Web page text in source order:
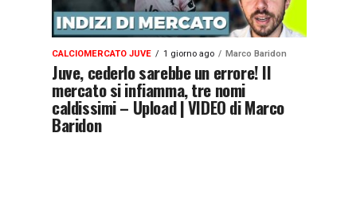
CALCIOMERCATO JUVE 1 giorno ago Marco Baridon
Juve, cederlo sarebbe un errore! Il
mercato si infiamma, tre nomi
caldissimi – Upload | VIDEO di Marco
Baridon